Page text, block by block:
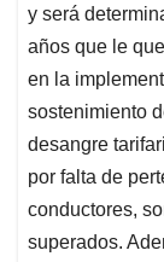
y será
años que le
en la
sostenimiento
desangre
por falta de
conductores,
superados.